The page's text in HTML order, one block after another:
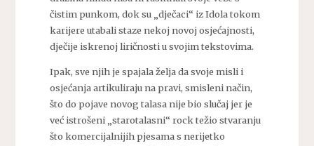
čistim punkom, dok su „dječaci“ iz Idola tokom
karijere utabali staze nekoj novoj osjećajnosti,
dječije iskrenoj liričnosti u svojim tekstovima.
Ipak, sve njih je spajala želja da svoje misli i
osjećanja artikuliraju na pravi, smisleni način,
što do pojave novog talasa nije bio slučaj jer je
već istrošeni „starotalasni“ rock težio stvaranju
što komercijalnijih pjesama s nerijetko